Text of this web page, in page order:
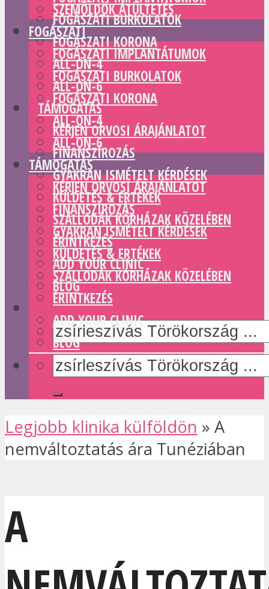
FOGÁSZATI BURKOLATOK
FOGÁSZATI KORONA
ALL-ON-4
ALL-ON-6
TÁMOGATÁS
KÉRJEN ORVOSI ÁRAJÁNLATOT
FINANSZÍROZÁS
GYAKRAN ISMÉTELT KÉRDÉSEK
KÜLDETÉS & ERTÉKEK
SZÁLLODÁK KÓRHÁZAK KÖZELÉBEN
ÉRINTKEZÉS
ADD YOUR CLINIC
BLOG
SZEMÖLDÖK ÁTÜLTETÉS
FOGÁSZATI
FOGÁSZATI IMPLANTÁTUMOK
FOGÁSZATI BURKOLATOK
FOGÁSZATI KORONA
ALL-ON-4
ALL-ON-6
TÁMOGATÁS
KÉRJEN ORVOSI ÁRAJÁNLATOT
FINANSZÍROZÁS
GYAKRAN ISMÉTELT KÉRDÉSEK
KÜLDETÉS & ERTÉKEK
SZÁLLODÁK KÓRHÁZAK KÖZELÉBEN
ÉRINTKEZÉS
ADD YOUR CLINIC
BLOG
Legjobb klinika külföldön » A
nemváltoztatás ára Tunéziában
A